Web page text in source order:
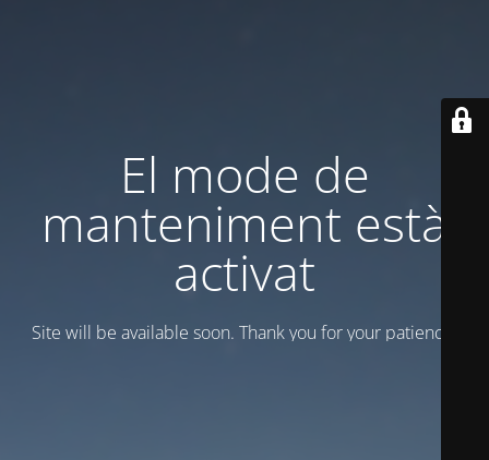
El mode de
manteniment està
activat
Site will be available soon. Thank you for your patience!